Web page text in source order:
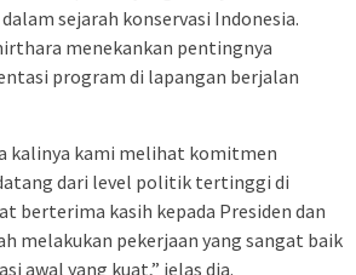
sejarah konservasi Indonesia.
menekankan pentingnya
program di lapangan berjalan
kalinya kami melihat komitmen
dari level politik tertinggi di
berterima kasih kepada Presiden dan
melakukan pekerjaan yang sangat baik
awal yang kuat,” jelas dia.